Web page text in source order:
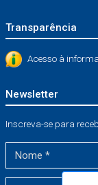
Transparência
Acesso à
Newsletter
Inscreva-se para